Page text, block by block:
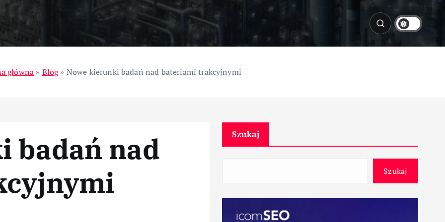
Przemysł
główna » Blog» Nowe kierunki badań nad bateriami trakcyjnymi
badań nad
Szukaj
Szukaj